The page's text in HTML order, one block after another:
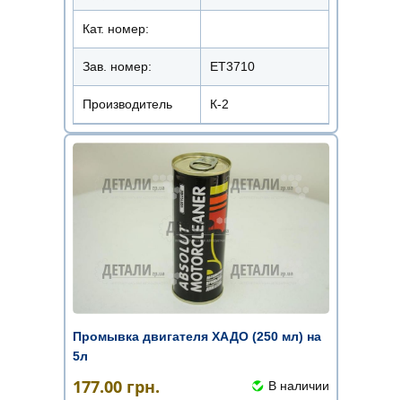
Кат. номер:
Зав. номер: ET3710
Производитель К-2
Промывка двигателя ХАДО (250 мл) на
5л
177.00 грн. В наличии